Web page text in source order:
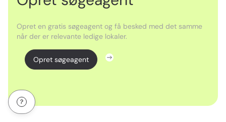
Opret en gratis søgeagent og få besked med det samme
når der er relevante ledige lokaler.
Opret søgeagent